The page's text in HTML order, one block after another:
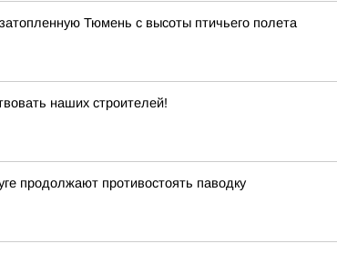
Тюмень с высоты птичьего полета
наших строителей!
продолжают противостоять паводку